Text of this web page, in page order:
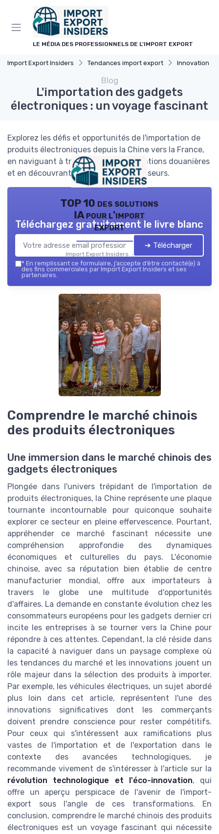
LE MÉDIA DES PROFESSIONNELS DE L'IMPORT EXPORT
Import Export Insiders Tendances import export Innovation
Blog
L'importation des gadgets
électroniques : un voyage fascinant
Explorez les défis et opportunités de l'importation de
produits électroniques depuis la Chine vers la France,
en naviguant à travers les réglementations douanières
et en découvrant les meilleurs fournisseurs.
TOP 10 des solutions
IA pour l'import
export
Import Export Insiders — 2026
Téléchargez gratuitement le livre blanc
➔ Télécharger
* En remplissant ce formulaire, j’accepte d’être contacté(e) à
des fins commerciales par Import Export Insiders et ses
partenaires.
Comprendre le marché chinois
des produits électroniques
Une immersion dans le marché chinois des
gadgets électroniques
Plongée dans l'univers trépidant de l'importation de
produits électroniques, la Chine représente une plaque
tournante incontournable pour quiconque souhaite
explorer ce secteur en pleine effervescence. Pourtant,
appréhender ce marché fascinant nécessite une
compréhension approfondie des dynamiques
économiques et culturelles du pays. L'économie
chinoise, avec sa réputation bien établie de centre
manufacturier mondial, offre aux importateurs à
travers le globe une multitude d'opportunités
d'affaires. La demande en constante évolution chez les
consommateurs européens pour les gadgets dernier cri
incite les entreprises à se tourner vers la Chine pour
répondre à ces attentes. Cependant, la clé réside dans
la capacité à naviguer dans un paysage complexe où
les tendances du marché et les innovations jouent un
rôle majeur dans la sélection des produits à importer.
Par exemple, les véhicules électriques, un sujet abordé
plus loin dans cet article, représentent l'une des
innovations significatives dont les commerçants
doivent prendre conscience pour rester compétitifs.
Pour ceux qui s'intéressent aux ramifications plus
vastes de l'importation et de l'exportation dans le
contexte des avancées technologiques, je
recommande vivement de s'intéresser à l'article sur la
révolution technologique et l'éco-innovation, qui
offre un aperçu perspicace de l'avenir de l'import-
export sous l'angle de ces transformations. En
conclusion, comprendre le marché chinois des produits
électroniques est un voyage fascinant qui nécessite
Panneau de gestion des cookies